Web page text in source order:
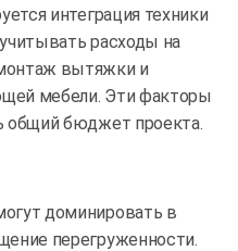
интеграция техники
расходы на
вытяжки и
мебели. Эти факторы
общий бюджет проекта.
доминировать в
перегруженности.